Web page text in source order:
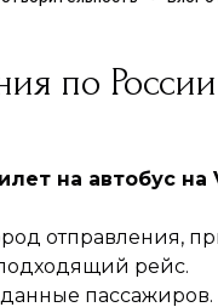
по России
на автобус на
отправления,
рейс.
пассажиров.